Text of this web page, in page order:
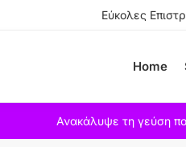
Εύκολες
Home
Ανακάλυψε τη γεύση